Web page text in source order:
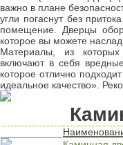
важно в плане
угли погаснут без
помещение. Дверцы
которое вы можете
Материалы, из
включают в себя
которое отлично
идеальное качество».